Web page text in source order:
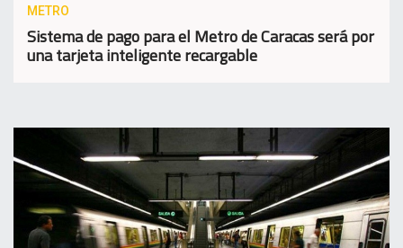
METRO
Sistema de pago para el Metro de Caracas será por
una tarjeta inteligente recargable